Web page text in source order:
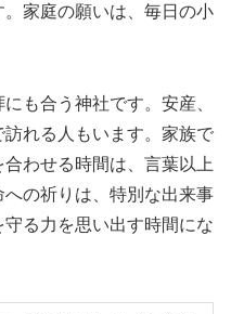
家庭の願いは、毎日の小
も合う神社です。安産、
れる人もいます。家族で
わせる時間は、言葉以上
の祈りは、特別な出来事
る力を思い出す時間にな